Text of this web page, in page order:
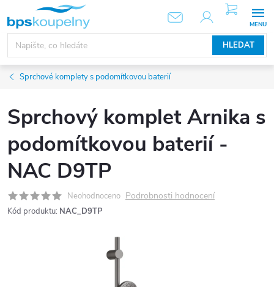
obsah
HLEDAT
NÁKUPNÍ
KOŠÍK
Sprchové komplety s podomítkovou baterií
Sprchový komplet Arnika s
podomítkovou baterií -
NAC D9TP
Neohodnoceno Podrobnosti hodnocení
Kód produktu: NAC_D9TP